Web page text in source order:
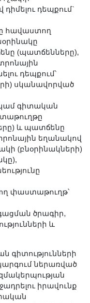
դեպքում`
հավաստող
(պատճենները),
դեպքում՝
սկանավորված
գիտական
և պատճենը
եղանակով
(բնօրինակների)
փաստաթուղթ՝
ծրագիր,
և
գիտությունների
ներառված
իրավունք